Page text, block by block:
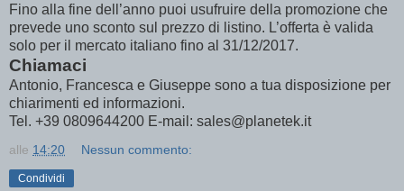
Fino alla fine dell’anno puoi usufruire della promozione che
prevede uno sconto sul prezzo di listino. L’offerta è valida
solo per il mercato italiano fino al 31/12/2017.
Chiamaci
Antonio, Francesca e Giuseppe sono a tua disposizione per
chiarimenti ed informazioni.
Tel. +39 0809644200 E-mail: sales@planetek.it
alle 14:20 Nessun commento:
Condividi